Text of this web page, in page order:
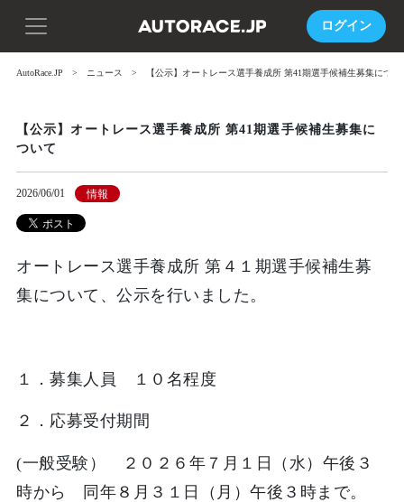
ログイン
AutoRace.JP ニュース 【公示】オートレース選手養成所 第41期選手候補生募集につい
【公示】オートレース選手養成所 第41期選手候補生募集に
ついて
2026/06/01 情報
オートレース選手養成所 第４１期選手候補生募
集について、公示を行いました。
１．募集人員 １０名程度
２．応募受付期間
(一般受験） ２０２６年７月１日（水）午後３
時から 同年８月３１日（月）午後３時まで。